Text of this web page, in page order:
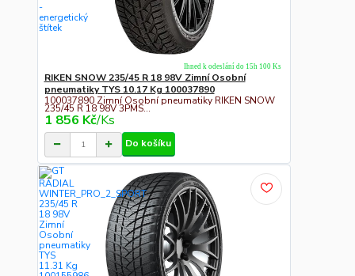
RIKEN SNOW 235/45 R 18 98V Zimní Osobní
pneumatiky TYS 10.17 Kg 100037890
100037890 Zimní Osobní pneumatiky RIKEN SNOW
235/45 R 18 98V 3PMS...
1 856 Kč/Ks
Ihned k odeslání do 15h 100 Ks
Do košíku